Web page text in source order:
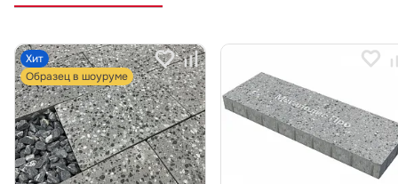
Хит
Образец в шоуруме